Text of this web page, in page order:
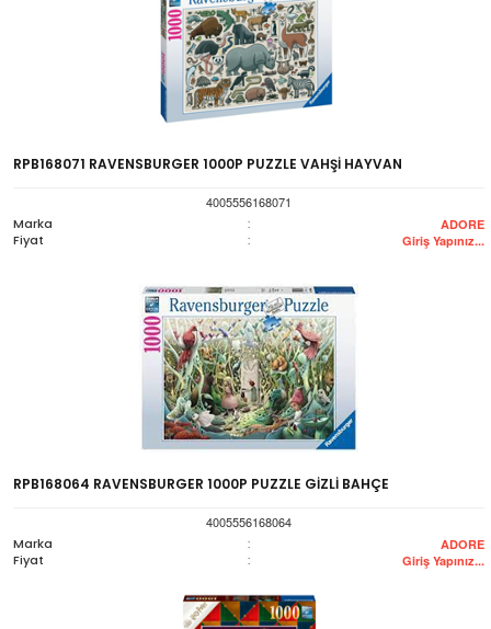
RPB168071 RAVENSBURGER 1000P PUZZLE VAHŞİ HAYVAN
4005556168071
Marka
: ADORE
Fiyat : Giriş Yapınız...
RPB168064 RAVENSBURGER 1000P PUZZLE GİZLİ BAHÇE
4005556168064
Marka
: ADORE
Fiyat : Giriş Yapınız...